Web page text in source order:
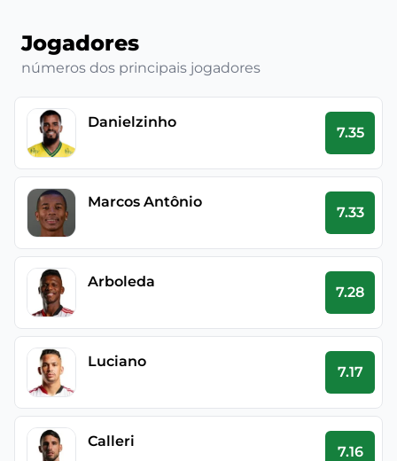
Jogadores
números dos principais jogadores
Danielzinho
7.35
Marcos Antônio
7.33
Arboleda
7.28
Luciano
7.17
Calleri
7.16